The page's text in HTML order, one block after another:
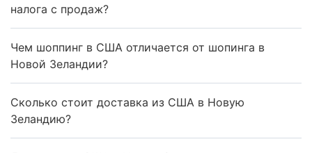
налога с продаж?
Чем шоппинг в США отличается от шопинга в
Новой Зеландии?
Сколько стоит доставка из США в Новую
Зеландию?